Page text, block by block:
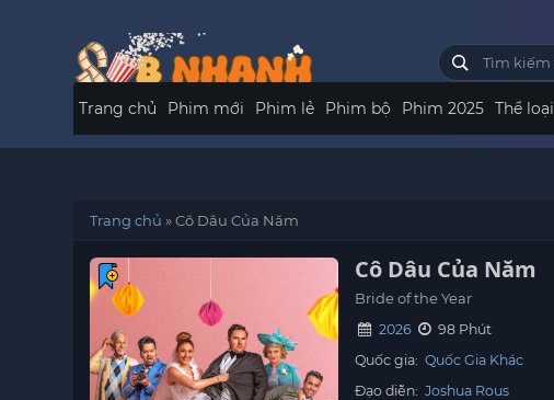
Trang chủ Phim mới Phim lẻ Phim bộ Phim 2025 Thể loại
Trang chủ »Cô Dâu Của Năm
Cô Dâu Của Năm
Bride of the Year
2026
98 Phút
Quốc gia: Quốc Gia Khác
Đạo diễn: Joshua Rous